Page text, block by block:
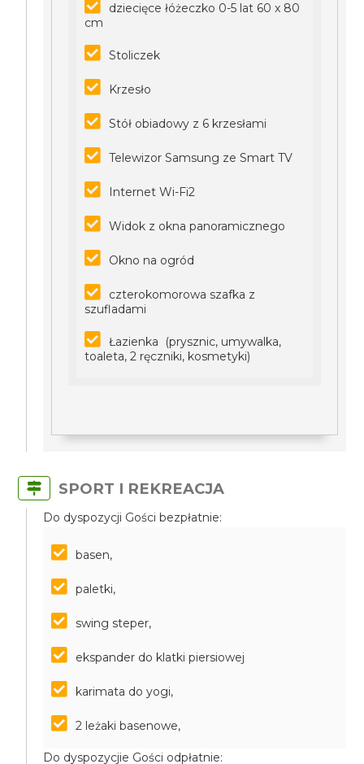
dziecięce łóżeczko 0-5 lat 60 x 80
cm
Stoliczek
Krzesło
Stół obiadowy z 6 krzesłami
Telewizor Samsung ze Smart TV
Internet Wi-Fi2
Widok z okna panoramicznego
Okno na ogród
czterokomorowa szafka z
szufladami
Łazienka (prysznic, umywalka,
toaleta, 2 ręczniki, kosmetyki)
SPORT I REKREACJA
Do dyspozycji Gości bezpłatnie:
basen,
paletki,
swing steper,
ekspander do klatki piersiowej
karimata do yogi,
2 leżaki basenowe,
Do dyspozycjie Gości odpłatnie: